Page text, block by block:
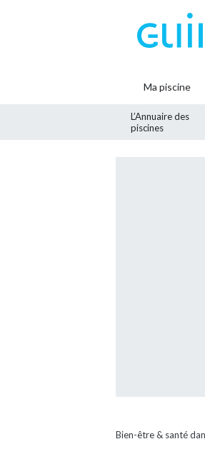
Ma piscine
L’Annuaire des
piscines
Bien-être & santé